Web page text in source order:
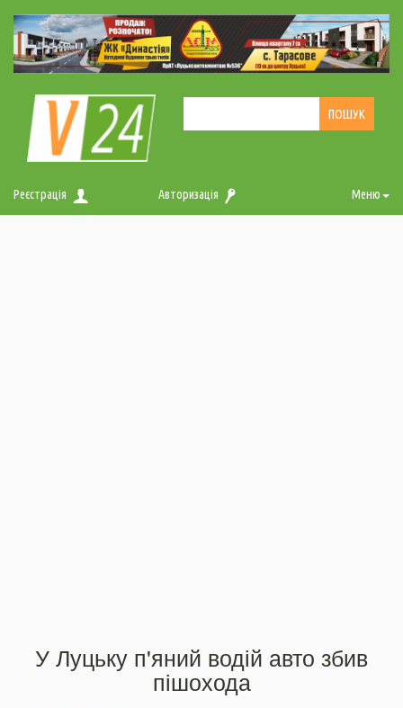
Реєстрація Авторизація Меню
У Луцьку п'яний водій авто збив
пішохода